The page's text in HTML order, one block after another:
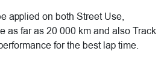
applied on both Street Use,
as far as 20 000 km and also Track
for the best lap time.